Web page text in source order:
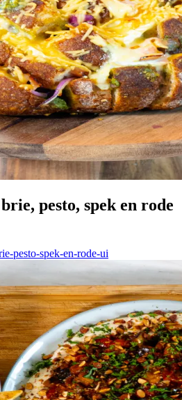
pesto, spek en rode
pesto-spek-en-rode-ui